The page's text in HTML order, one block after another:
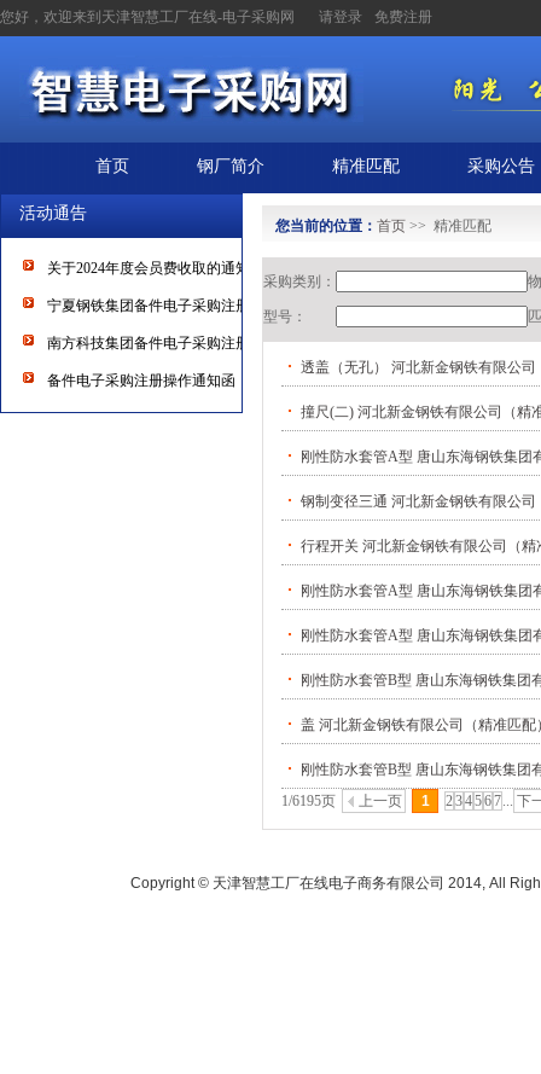
您好，欢迎来到天津智慧工厂在线-电子采购网 请登录 免费注册
首页 钢厂简介 精准匹配 采购公告
活动通告
关于2024年度会员费收取的通知
宁夏钢铁集团备件电子采购注册操作通知
南方科技集团备件电子采购注册操作通知
备件电子采购注册操作通知函
您当前的位置： 首页 >> 精准匹配
采购类别：
型号：
透盖（无孔） 河北新金钢铁有限公司
撞尺(二) 河北新金钢铁有限公司（精
刚性防水套管A型 唐山东海钢铁集团
钢制变径三通 河北新金钢铁有限公司
行程开关 河北新金钢铁有限公司（精
刚性防水套管A型 唐山东海钢铁集团
刚性防水套管A型 唐山东海钢铁集团
刚性防水套管B型 唐山东海钢铁集团
盖 河北新金钢铁有限公司（精准匹配
刚性防水套管B型 唐山东海钢铁集团
1/6195页
上一页 1 234567... 下
Copyright © 天津智慧工厂在线电子商务有限公司 2014, All